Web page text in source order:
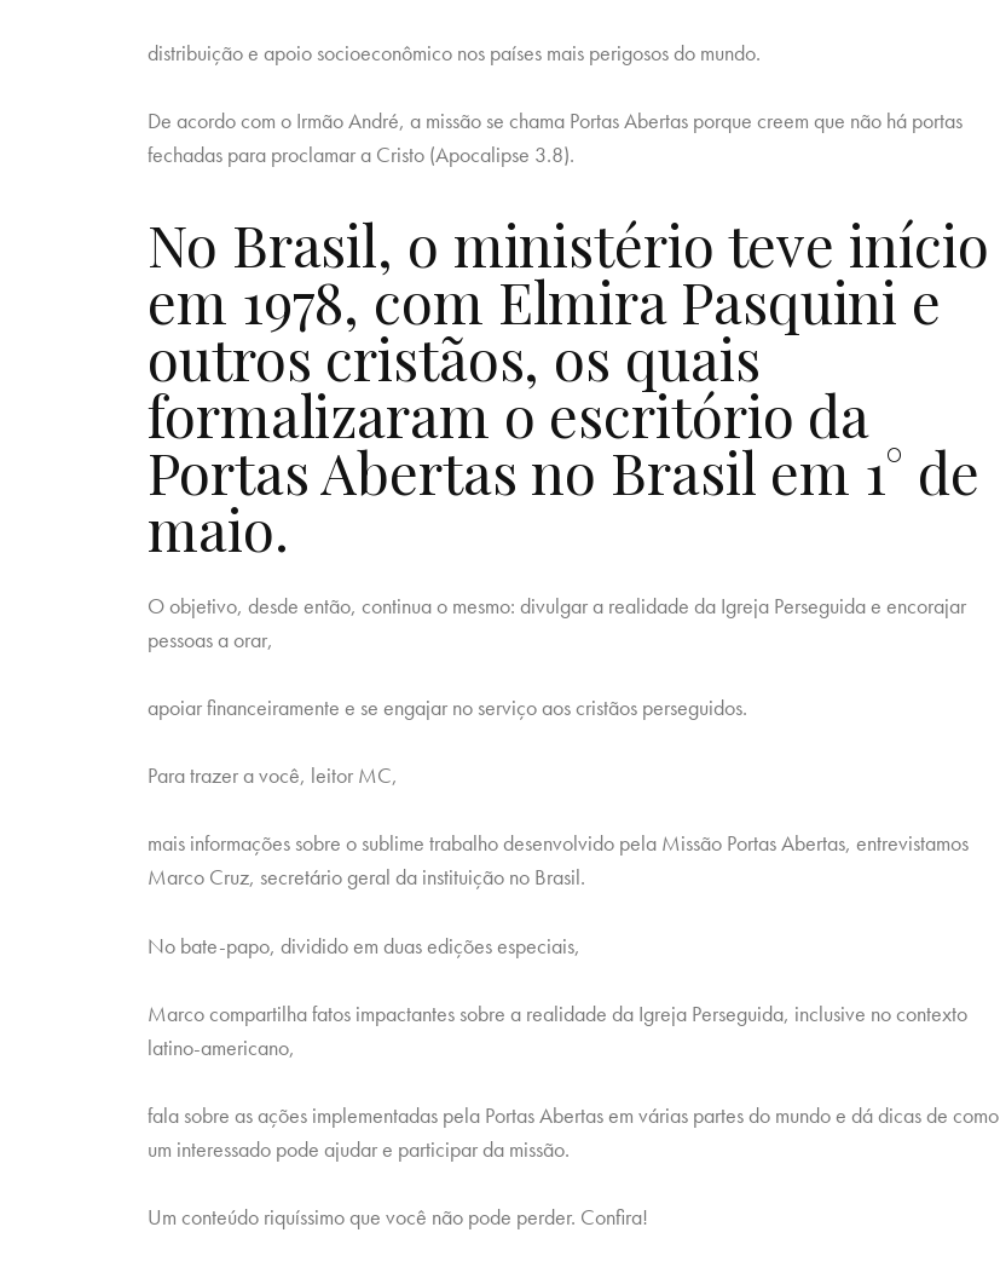
distribuição e apoio socioeconômico nos países mais perigosos do mundo.
De acordo com o Irmão André, a missão se chama Portas Abertas porque creem que não há portas
fechadas para proclamar a Cristo (Apocalipse 3.8).
No Brasil, o ministério teve início
em 1978, com Elmira Pasquini e
outros cristãos, os quais
formalizaram o escritório da
Portas Abertas no Brasil em 1° de
maio.
O objetivo, desde então, continua o mesmo: divulgar a realidade da Igreja Perseguida e encorajar
pessoas a orar,
apoiar financeiramente e se engajar no serviço aos cristãos perseguidos.
Para trazer a você, leitor MC,
mais informações sobre o sublime trabalho desenvolvido pela Missão Portas Abertas, entrevistamos
Marco Cruz, secretário geral da instituição no Brasil.
No bate-papo, dividido em duas edições especiais,
Marco compartilha fatos impactantes sobre a realidade da Igreja Perseguida, inclusive no contexto
latino-americano,
fala sobre as ações implementadas pela Portas Abertas em várias partes do mundo e dá dicas de como
um interessado pode ajudar e participar da missão.
Um conteúdo riquíssimo que você não pode perder. Confira!